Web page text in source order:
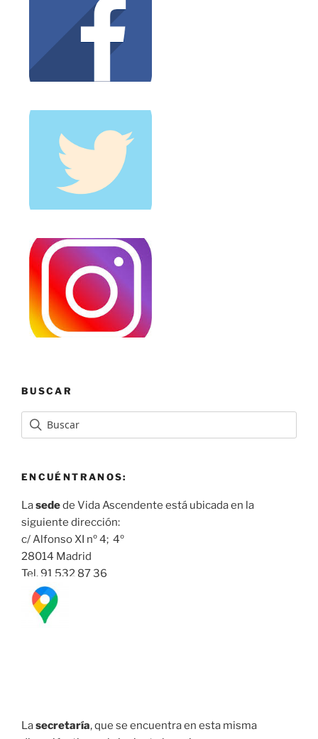
BUSCAR
ENCUÉNTRANOS:
Lasedede Vida Ascendente está ubicada en la
siguiente dirección:
c/ Alfonso XI nº 4; 4º
28014 Madrid
Tel. 91 532 87 36
Lasecretaría, que se encuentra en esta misma